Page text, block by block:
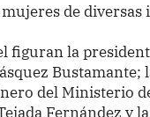
de diversas
figuran la
Bustamante;
del Ministerio
Fernández y